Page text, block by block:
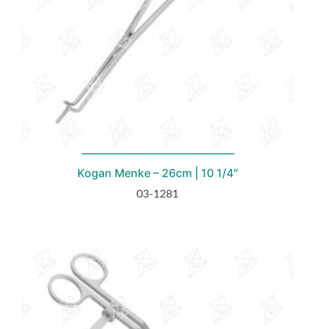
Kogan Menke – 26cm | 10 1/4″
03-1281